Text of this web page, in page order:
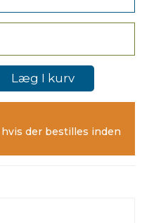
Læg I kurv
der bestilles inden